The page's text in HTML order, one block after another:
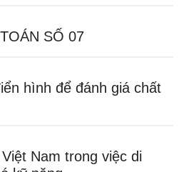
SỐ 07
hình để đánh giá chất
Nam trong việc di